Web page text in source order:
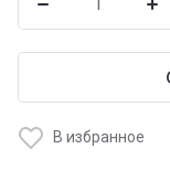
В избранное